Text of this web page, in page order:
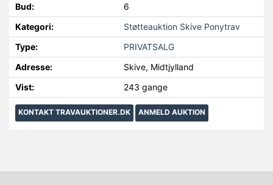
Bud:
6
Kategori:
Støtteauktion Skive Ponytrav
Type:
PRIVATSALG
Adresse:
Skive, Midtjylland
Vist:
243 gange
KONTAKT TRAVAUKTIONER.DK ANMELD AUKTION